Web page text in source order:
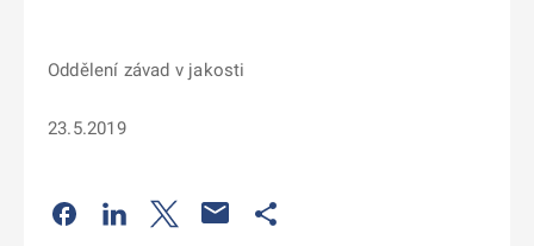
Oddělení závad v jakosti
23.5.2019
Odkaz se otevře na nové kartě
Odkaz se otevře na nové kartě
Odkaz se otevře na nové kartě